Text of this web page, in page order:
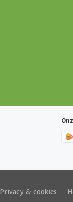
Privacy & cookies